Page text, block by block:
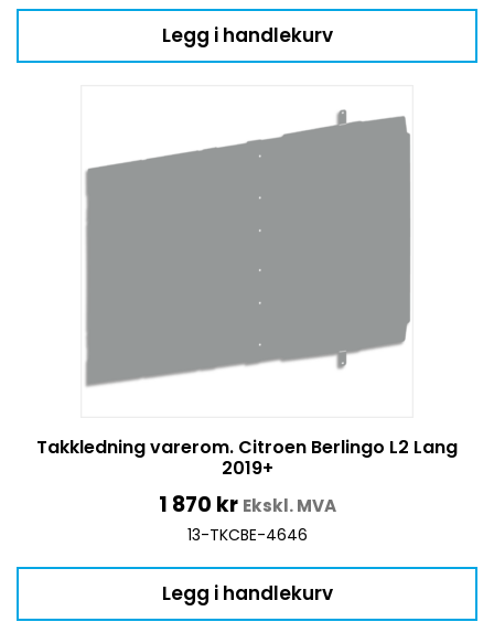
Legg i handlekurv
Takkledning varerom. Citroen Berlingo L2 Lang
2019+
1 870 kr Ekskl. MVA
13-TKCBE-4646
Legg i handlekurv